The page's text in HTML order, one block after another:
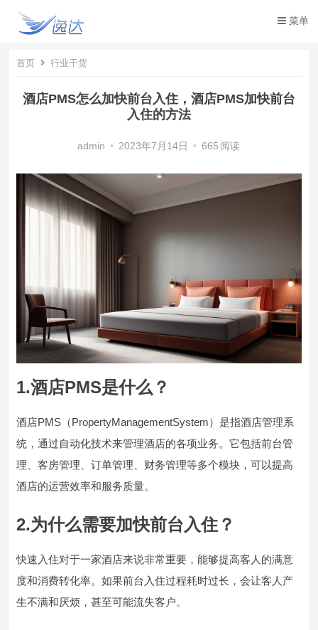
菜单
首页 行业干货
酒店PMS怎么加快前台入住，酒店PMS加快前台
入住的方法
admin • 2023年7月14日 • 665 阅读
1.酒店PMS是什么？
酒店PMS（PropertyManagementSystem）是指酒店管理系
统，通过自动化技术来管理酒店的各项业务。它包括前台管
理、客房管理、订单管理、财务管理等多个模块，可以提高
酒店的运营效率和服务质量。
2.为什么需要加快前台入住？
快速入住对于一家酒店来说非常重要，能够提高客人的满意
度和消费转化率。如果前台入住过程耗时过长，会让客人产
生不满和厌烦，甚至可能流失客户。